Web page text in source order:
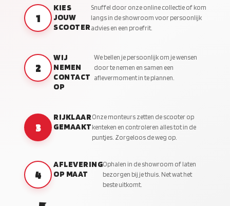
1
KIES
JOUW
SCOOTER
Snuffel door onze online collectie of kom
langs in de showroom voor persoonlijk
advies en een proefrit.
2
WIJ
NEMEN
CONTACT
OP
We bellen je persoonlijk om je wensen
door te nemen en samen een
aflevermoment in te plannen.
3
RIJKLAAR
GEMAAKT
Onze monteurs zetten de scooter op
kenteken en controleren alles tot in de
puntjes. Zorgeloos de weg op.
4
AFLEVERING
OP MAAT
Ophalen in de showroom of laten
bezorgen bij je thuis. Net wat het
beste uitkomt.